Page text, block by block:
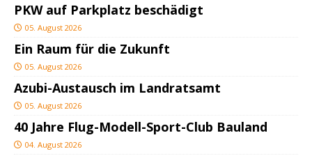
PKW auf Parkplatz beschädigt
05. August 2026
Ein Raum für die Zukunft
05. August 2026
Azubi-Austausch im Landratsamt
05. August 2026
40 Jahre Flug-Modell-Sport-Club Bauland
04. August 2026